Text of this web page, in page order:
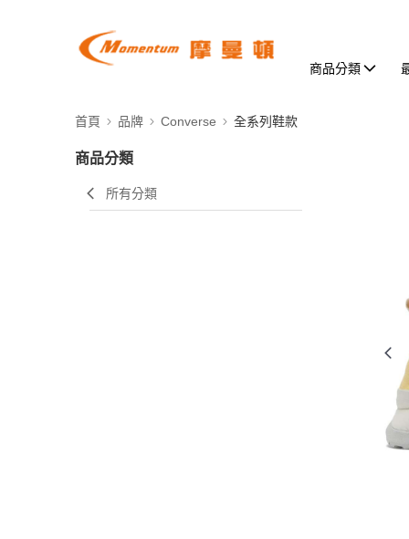
商品分類
首頁 品牌 Converse 全系列鞋款
商品分類
所有分類